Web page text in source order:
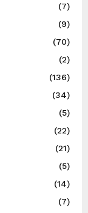
(7)
(9)
(70)
(2)
(136)
(34)
(5)
(22)
(21)
(5)
(14)
(7)